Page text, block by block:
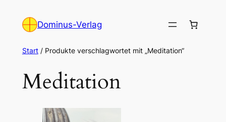
Inhalt
Dominus-Verlag
Start/ Produkte verschlagwortet mit „Meditation“
Meditation